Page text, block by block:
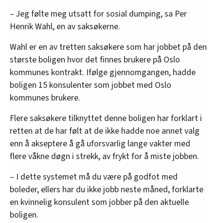
– Jeg følte meg utsatt for sosial dumping, sa Per
Henrik Wahl, en av saksøkerne.
Wahl er en av tretten saksøkere som har jobbet på den
største boligen hvor det finnes brukere på Oslo
kommunes kontrakt. Ifølge gjennomgangen, hadde
boligen 15 konsulenter som jobbet med Oslo
kommunes brukere.
Flere saksøkere tilknyttet denne boligen har forklart i
retten at de har følt at de ikke hadde noe annet valg
enn å akseptere å gå uforsvarlig lange vakter med
flere våkne døgn i strekk, av frykt for å miste jobben.
– I dette systemet må du være på godfot med
boleder, ellers har du ikke jobb neste måned, forklarte
en kvinnelig konsulent som jobber på den aktuelle
boligen.